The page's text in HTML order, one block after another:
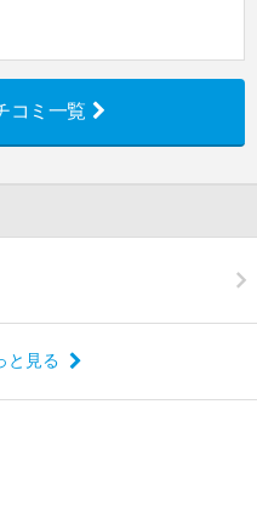
コミ一覧
と見る